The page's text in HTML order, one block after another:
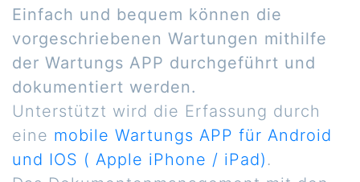
Einfach und bequem können die
vorgeschriebenen Wartungen mithilfe
der Wartungs APP durchgeführt und
dokumentiert werden.
Unterstützt wird die Erfassung durch
eine mobile Wartungs APP für Android
und IOS ( Apple iPhone / iPad) .